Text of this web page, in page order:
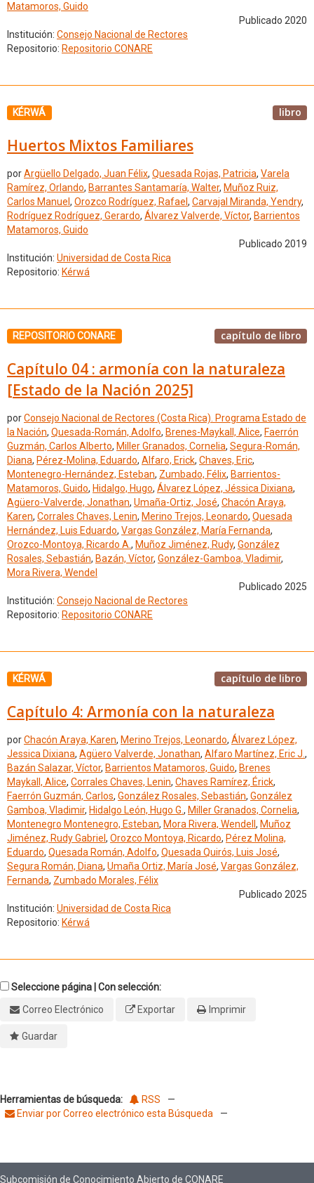
Matamoros, Guido
Publicado 2020
Institución: Consejo Nacional de Rectores
Repositorio: Repositorio CONARE
KÉRWÁ libro
Huertos Mixtos Familiares
porArgüello Delgado, Juan Félix, Quesada Rojas, Patricia, Varela
Ramírez, Orlando, Barrantes Santamaría, Walter, Muñoz Ruiz,
Carlos Manuel , Orozco Rodríguez, Rafael , Carvajal Miranda, Yendry,
Rodríguez Rodríguez, Gerardo, Álvarez Valverde, Víctor, Barrientos
Matamoros, Guido
Publicado 2019
Institución: Universidad de Costa Rica
Repositorio: Kérwá
REPOSITORIO CONARE capítulo de libro
Capítulo 04 : armonía con la naturaleza
[Estado de la Nación 2025]
porConsejo Nacional de Rectores (Costa Rica). Programa Estado de
la Nación, Quesada-Román, Adolfo, Brenes-Maykall, Alice, Faerrón
Guzmán, Carlos Alberto, Miller Granados, Cornelia, Segura-Román,
Diana, Pérez-Molina, Eduardo, Alfaro, Erick, Chaves, Eric,
Montenegro-Hernández, Esteban, Zumbado, Félix, Barrientos-
Matamoros, Guido, Hidalgo, Hugo, Álvarez López, Jéssica Dixiana,
Agüero-Valverde, Jonathan, Umaña-Ortiz, José, Chacón Araya,
Karen, Corrales Chaves, Lenin, Merino Trejos, Leonardo, Quesada
Hernández, Luis Eduardo, Vargas González, María Fernanda,
Orozco-Montoya, Ricardo A., Muñoz Jiménez, Rudy, González
Rosales, Sebastián, Bazán, Víctor, González-Gamboa, Vladimir,
Mora Rivera, Wendel
Publicado 2025
Institución: Consejo Nacional de Rectores
Repositorio: Repositorio CONARE
KÉRWÁ capítulo de libro
Capítulo 4: Armonía con la naturaleza
porChacón Araya, Karen, Merino Trejos, Leonardo, Álvarez López,
Jessica Dixiana, Agüero Valverde, Jonathan, Alfaro Martínez, Eric J.,
Bazán Salazar, Víctor, Barrientos Matamoros, Guido, Brenes
Maykall, Alice, Corrales Chaves, Lenin, Chaves Ramírez, Érick,
Faerrón Guzmán, Carlos, González Rosales, Sebastián, González
Gamboa, Vladimir, Hidalgo León, Hugo G., Miller Granados, Cornelia,
Montenegro Montenegro, Esteban, Mora Rivera, Wendell , Muñoz
Jiménez, Rudy Gabriel , Orozco Montoya, Ricardo, Pérez Molina,
Eduardo, Quesada Román, Adolfo, Quesada Quirós, Luis José,
Segura Román, Diana, Umaña Ortiz, María José, Vargas González,
Fernanda, Zumbado Morales, Félix
Publicado 2025
Institución: Universidad de Costa Rica
Repositorio: Kérwá
Seleccione página | Con selección:
Correo Electrónico
Exportar Imprimir
Guardar
Herramientas de búsqueda: RSS
—
Enviar por Correo electrónico esta Búsqueda
—
Subcomisión de Conocimiento Abierto de CONARE